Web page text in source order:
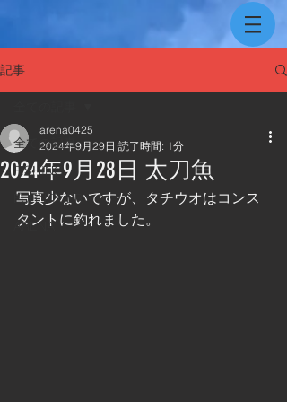
記事
全ての記事
FISHING
FURNITUER
ARENA
2024年9月28日 太刀魚
arena0425
2024年9月29日 読了時間: 1分
写真少ないですが、タチウオはコンス
タントに釣れました。